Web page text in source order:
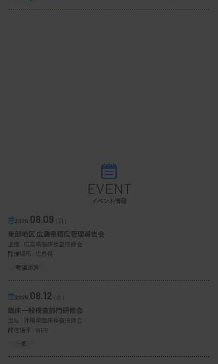
EVENT
イベント情報
2026. 08.09（日）
東部地区 広島県精度管理報告会
主催 : 広島県臨床検査技師会
開催場所 : 広島県
管理運営
2026. 08.12（水）
臨床一般検査部門研修会
主催 : 沖縄県臨床検査技師会
開催場所 : WEB
一般